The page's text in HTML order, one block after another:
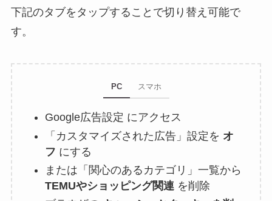
下記のタブをタップすることで切り替え可能で
す。
PC スマホ
Google広告設定 にアクセス
「カスタマイズされた広告」設定を オ
フ にする
または「関心のあるカテゴリ」一覧から
TEMUやショッピング関連を削除